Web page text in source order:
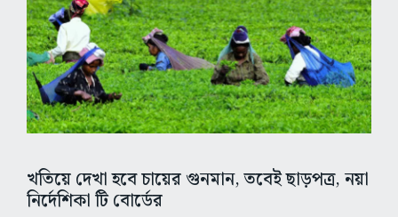
খতিয়ে দেখা হবে চায়ের গুনমান, তবেই ছাড়পত্র, নয়া
নির্দেশিকা টি বোর্ডের